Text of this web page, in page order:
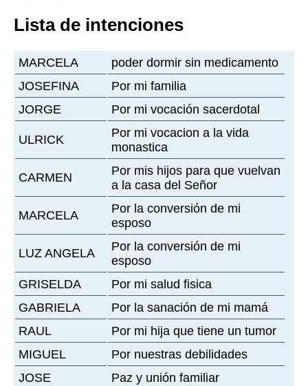
Lista de intenciones
MARCELA
poder dormir sin medicamento
JOSEFINA
Por mi familia
JORGE
Por mi vocación sacerdotal
ULRICK
Por mi vocacion a la vida
monastica
CARMEN
Por mis hijos para que vuelvan
a la casa del Señor
MARCELA
Por la conversión de mi
esposo
LUZ ANGELA
Por la conversión de mi
esposo
GRISELDA
Por mi salud fisica
GABRIELA
Por la sanación de mi mamá
RAUL
Por mi hija que tiene un tumor
MIGUEL
Por nuestras debilidades
JOSE
Paz y unión familiar